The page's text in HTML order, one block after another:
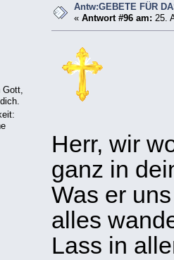
Antw:GEBETE FÜR
«Antwort #96 am: 25.
Herr, wir
ganz in
Was er
alles
Lass in